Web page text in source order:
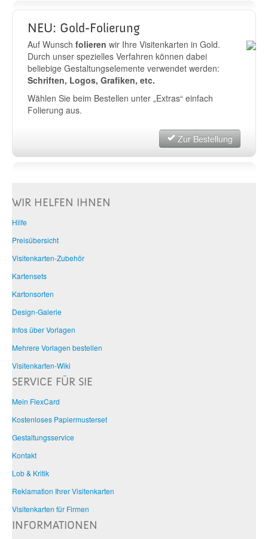
NEU: Gold-Folierung
Auf Wunsch folieren wir Ihre Visitenkarten in Gold.
Durch unser spezielles Verfahren können dabei
beliebige Gestaltungselemente verwendet werden:
Schriften, Logos, Grafiken, etc.
Wählen Sie beim Bestellen unter „Extras“ einfach
Folierung aus.
Zur Bestellung
WIR HELFEN IHNEN
Hilfe
Preisübersicht
Visitenkarten-Zubehör
Kartensets
Kartonsorten
Design-Galerie
Infos über Vorlagen
Mehrere Vorlagen bestellen
Visitenkarten-Wiki
SERVICE FÜR SIE
Mein FlexCard
Kostenloses Papiermusterset
Gestaltungsservice
Kontakt
Lob & Kritik
Reklamation Ihrer Visitenkarten
Visitenkarten für Firmen
INFORMATIONEN